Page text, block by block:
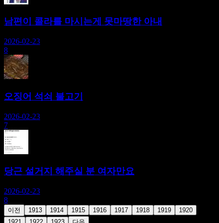
남편이 콜라를 마시는게 못마땅한 아내
2026-02-23
8
오징어 석쇠 불고기
2026-02-23
7
당근 설거지 해주실 분 여자만요
2026-02-23
8
이전 1913 1914 1915 1916 1917 1918 1919
1920